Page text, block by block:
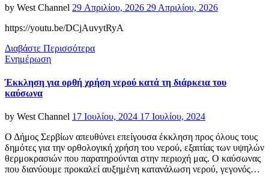
by West Channel Posted
29 Απριλίου, 2026 29 Απριλίου, 2026
https://youtu.be/DCjAuvytRyA
Διαβάστε Περισσότερα
Categories
Ενημέρωση
Έκκληση για ορθή χρήση νερού κατά τη διάρκεια του
καύσωνα
by West Channel Posted
17 Ιουλίου, 2024 17 Ιουλίου, 2024
Ο Δήμος Σερβίων απευθύνει επείγουσα έκκληση προς όλους τους
δημότες για την ορθολογική χρήση του νερού, εξαιτίας των υψηλών
θερμοκρασιών που παρατηρούνται στην περιοχή μας. Ο καύσωνας
που διανύουμε προκαλεί αυξημένη κατανάλωση νερού, γεγονός…